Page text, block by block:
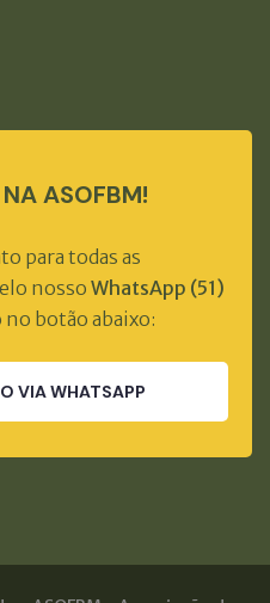
ASOFBM!
para todas as
nosso WhatsApp (51)
botão abaixo:
VIA WHATSAPP